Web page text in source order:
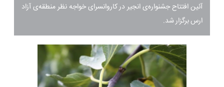
آئین افتتاح جشنواره‌ی انجیر در کاروانسرای خواجه نظر منطقه‌ی آزاد
ارس برگزار شد.